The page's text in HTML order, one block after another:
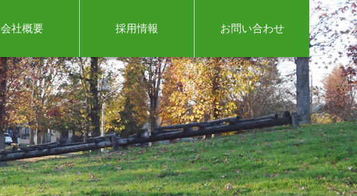
会社概要 採用情報 お問い合わせ